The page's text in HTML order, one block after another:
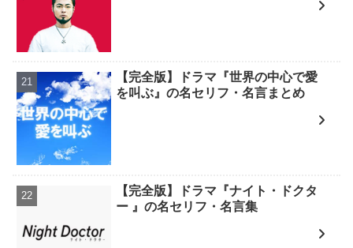
【完全版】ドラマ『世界の中心で愛
を叫ぶ』の名セリフ・名言まとめ
【完全版】ドラマ『ナイト・ドクタ
ー 』の名セリフ・名言集